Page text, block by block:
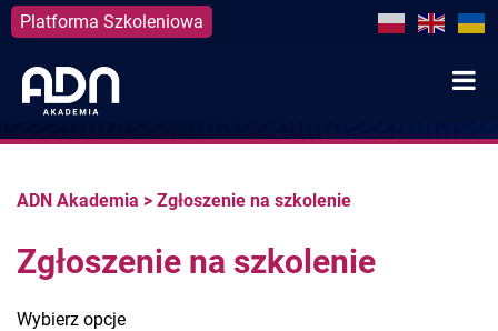
Platforma Szkoleniowa
content
ADN Akademia > Zgłoszenie na szkolenie
Zgłoszenie na szkolenie
Wybierz opcje